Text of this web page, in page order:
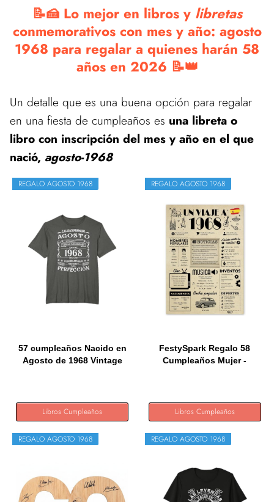
📝🍰 Lo mejor en libros y libretas
conmemorativos con mes y año: agosto
1968 para regalar a quienes harán 58
años en 2026 📝👑
Un detalle que es una buena opción para regalar
en una fiesta de cumpleaños es una libreta o
libro con inscripción del mes y año en el que
nació, agosto-1968
REGALO AGOSTO 1968
57 cumpleaños Nacido en
Agosto de 1968 Vintage
Libros Cumpleaños
REGALO AGOSTO 1968
FestySpark Regalo 58
Cumpleaños Mujer -
Libros Cumpleaños
REGALO AGOSTO 1968 REGALO AGOSTO 1968